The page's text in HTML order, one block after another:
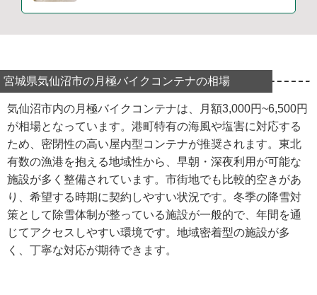
宮城県気仙沼市の月極バイクコンテナの相場
気仙沼市内の月極バイクコンテナは、月額3,000円~6,500円
が相場となっています。港町特有の海風や塩害に対応する
ため、密閉性の高い屋内型コンテナが推奨されます。東北
有数の漁港を抱える地域性から、早朝・深夜利用が可能な
施設が多く整備されています。市街地でも比較的空きがあ
り、希望する時期に契約しやすい状況です。冬季の降雪対
策として除雪体制が整っている施設が一般的で、年間を通
じてアクセスしやすい環境です。地域密着型の施設が多
く、丁寧な対応が期待できます。